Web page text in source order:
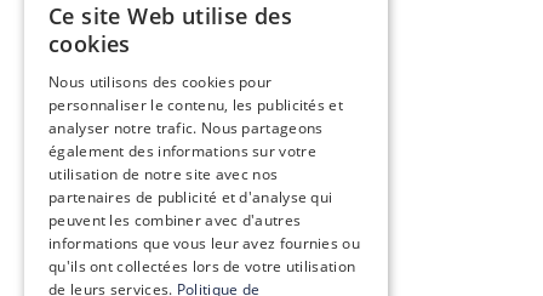
Ce site Web utilise des
cookies
Nous utilisons des cookies pour
personnaliser le contenu, les publicités et
analyser notre trafic. Nous partageons
également des informations sur votre
utilisation de notre site avec nos
partenaires de publicité et d'analyse qui
peuvent les combiner avec d'autres
informations que vous leur avez fournies ou
qu'ils ont collectées lors de votre utilisation
de leurs services. Politique de